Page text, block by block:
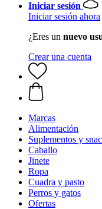
Iniciar sesión
Iniciar sesión ahora
¿Eres un nuevo
Crear una cuenta
Marcas
Alimentación
Suplementos y
Caballo
Jinete
Ropa
Cuadra y pasto
Perros y gatos
Ofertas